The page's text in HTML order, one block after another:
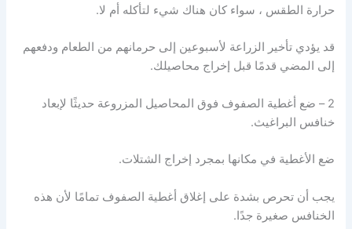
حرارة الطقس ، سواء كان هناك شيء لتأكله أم لا.
قد يؤدي تأخير الزراعة لأسبوعين إلى حرمانهم من الطعام ودفعهم
إلى المضي قدمًا قبل إخراج محاصيلك.
2 – ضع أغطية الصفوف فوق المحاصيل المزروعة حديثًا لإبعاد
خنافس البراغيث.
ضع الأغطية في مكانها بمجرد إخراج الشتلات.
يجب أن تحرص بشدة على إغلاق أغطية الصفوف تمامًا لأن هذه
الخنافس صغيرة جدًا.